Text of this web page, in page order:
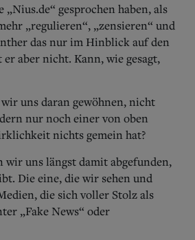
gesprochen haben, als
„regulieren“, „zensieren“ und
das nur im Hinblick auf den
er aber nicht. Kann, wie gesagt,
uns daran gewöhnen, nicht
nur noch einer von oben
nichts gemein hat?
wir uns längst damit abgefunden,
Die eine, die wir sehen und
die sich voller Stolz als
„Fake News“ oder